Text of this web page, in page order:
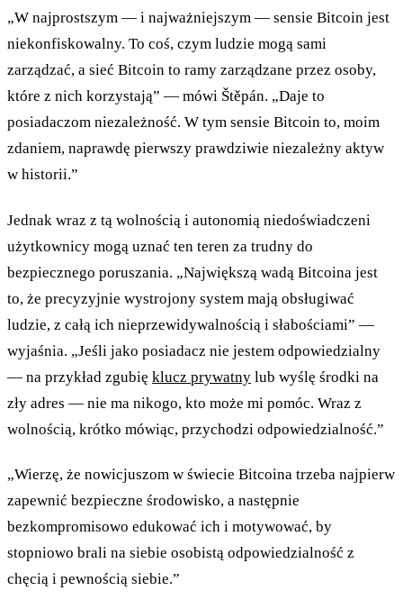
„W najprostszym — i najważniejszym — sensie Bitcoin jest
niekonfiskowalny. To coś, czym ludzie mogą sami
zarządzać, a sieć Bitcoin to ramy zarządzane przez osoby,
które z nich korzystają” — mówi Štěpán. „Daje to
posiadaczom niezależność. W tym sensie Bitcoin to, moim
zdaniem, naprawdę pierwszy prawdziwie niezależny aktyw
w historii.”
Jednak wraz z tą wolnością i autonomią niedoświadczeni
użytkownicy mogą uznać ten teren za trudny do
bezpiecznego poruszania. „Największą wadą Bitcoina jest
to, że precyzyjnie wystrojony system mają obsługiwać
ludzie, z całą ich nieprzewidywalnością i słabościami” —
wyjaśnia. „Jeśli jako posiadacz nie jestem odpowiedzialny
— na przykład zgubię klucz prywatny lub wyślę środki na
zły adres — nie ma nikogo, kto może mi pomóc. Wraz z
wolnością, krótko mówiąc, przychodzi odpowiedzialność.”
„Wierzę, że nowicjuszom w świecie Bitcoina trzeba najpierw
zapewnić bezpieczne środowisko, a następnie
bezkompromisowo edukować ich i motywować, by
stopniowo brali na siebie osobistą odpowiedzialność z
chęcią i pewnością siebie.”